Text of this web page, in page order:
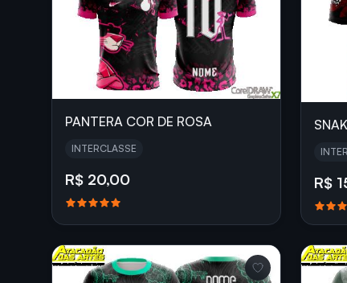
PANTERA COR DE ROSA
INTERCLASSE
R$ 20,00 R$